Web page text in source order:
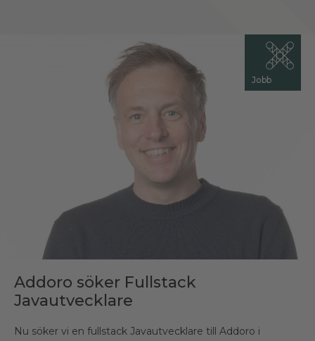
Jobb
Addoro söker Fullstack
Javautvecklare
Nu söker vi en fullstack Javautvecklare till Addoro i